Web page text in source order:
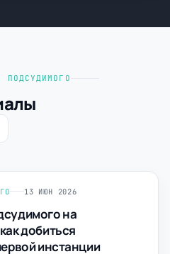
13 ИЮН 2026
на
добиться
инстанции